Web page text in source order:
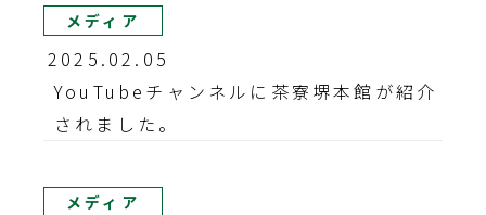
メディア
2025.02.05
YouTubeチャンネルに茶寮堺本館が紹介
されました。
メディア